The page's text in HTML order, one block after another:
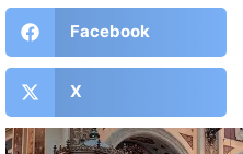
Facebook
X